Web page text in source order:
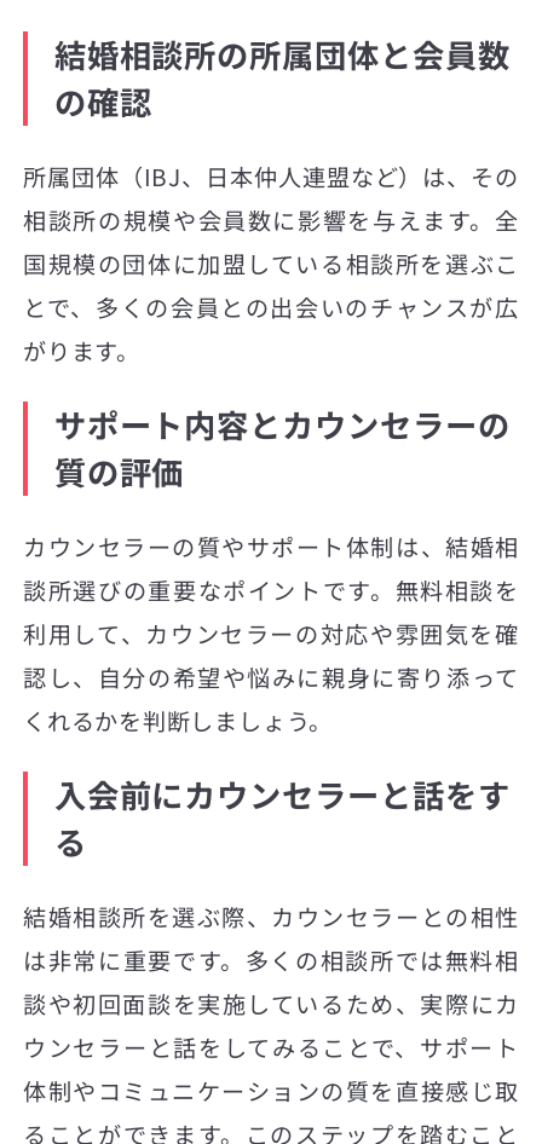
結婚相談所の所属団体と会員数
の確認
所属団体（IBJ、日本仲人連盟など）は、その
相談所の規模や会員数に影響を与えます。全
国規模の団体に加盟している相談所を選ぶこ
とで、多くの会員との出会いのチャンスが広
がります。
サポート内容とカウンセラーの
質の評価
カウンセラーの質やサポート体制は、結婚相
談所選びの重要なポイントです。無料相談を
利用して、カウンセラーの対応や雰囲気を確
認し、自分の希望や悩みに親身に寄り添って
くれるかを判断しましょう。
入会前にカウンセラーと話をす
る
結婚相談所を選ぶ際、カウンセラーとの相性
は非常に重要です。多くの相談所では無料相
談や初回面談を実施しているため、実際にカ
ウンセラーと話をしてみることで、サポート
体制やコミュニケーションの質を直接感じ取
ることができます。このステップを踏むこと